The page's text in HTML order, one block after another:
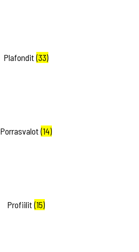
Plafondit(33)
Porrasvalot(14)
Profiilit(15)